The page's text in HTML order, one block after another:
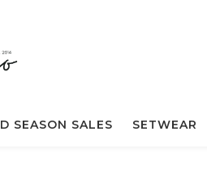
SEASON SALES SETWEAR